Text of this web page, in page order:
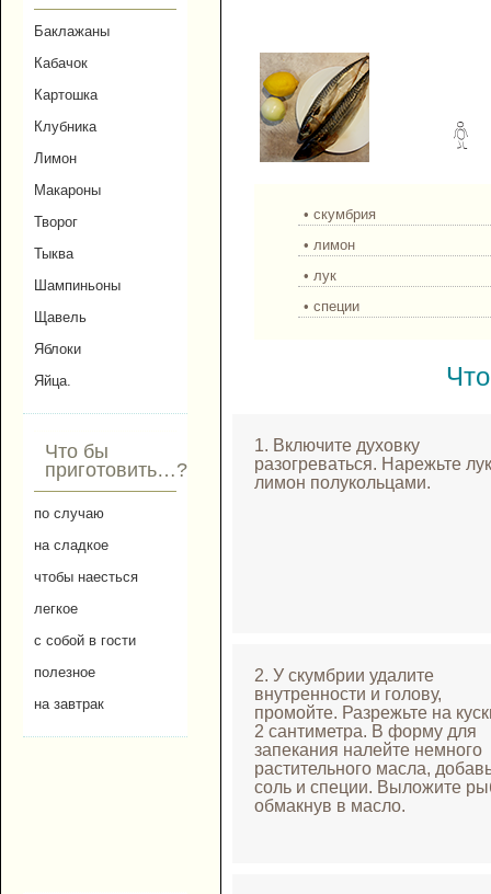
Баклажаны
Кабачок
Картошка
Клубника
Лимон
Макароны
Творог
Тыква
Шампиньоны
Щавель
Яблоки
Яйца.
Что бы
приготовить…?
по случаю
на сладкое
чтобы наесться
легкое
с собой в гости
полезное
на завтрак
• скумбрия
• лимон
• лук
• специи
1. Включите духовку
разогреваться. Нарежьте
лимон полукольцами.
2. У скумбрии удалите
внутренности и голову,
промойте. Разрежьте на
2 сантиметра. В форму для
запекания налейте немного
растительного масла,
соль и специи. Выложите
обмакнув в масло.